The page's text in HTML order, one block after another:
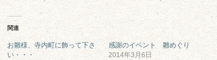
関連
お雛様、寺内町に飾って下さ
い・・・
感謝のイベント 雛めぐり
2014年3月6日